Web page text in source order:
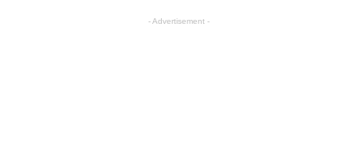
- Advertisement -